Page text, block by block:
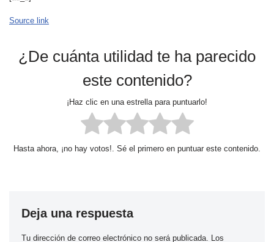
Source link
¿De cuánta utilidad te ha parecido
este contenido?
¡Haz clic en una estrella para puntuarlo!
Hasta ahora, ¡no hay votos!. Sé el primero en puntuar este contenido.
Deja una respuesta
Tu dirección de correo electrónico no será publicada. Los